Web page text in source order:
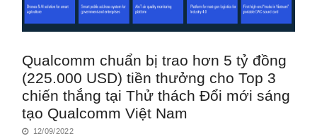
Qualcomm chuẩn bị trao hơn 5 tỷ đồng
(225.000 USD) tiền thưởng cho Top 3
chiến thắng tại Thử thách Đổi mới sáng
tạo Qualcomm Việt Nam
12/09/2022